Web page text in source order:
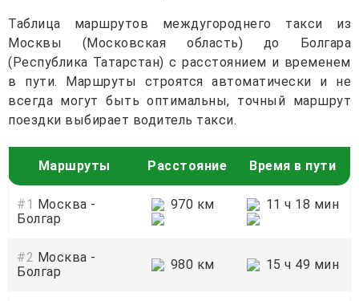
Таблица маршрутов междугороднего такси из
Москвы (Московская область) до Болгара
(Республика Татарстан) с расстоянием и временем
в пути. Маршруты строятся автоматически и не
всегда могут быть оптимальны, точный маршрут
поездки выбирает водитель такси.
Маршруты Расстояние Время в пути
#1 Москва -
Болгар
970 км 11 ч 18 мин
#2 Москва -
Болгар
980 км 15 ч 49 мин